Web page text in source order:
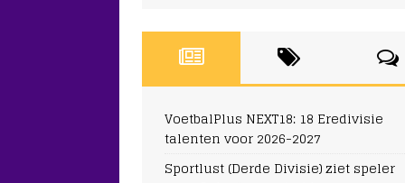
VoetbalPlus NEXT18: 18 Eredivisie
talenten voor 2026-2027
Sportlust (Derde Divisie) ziet speler